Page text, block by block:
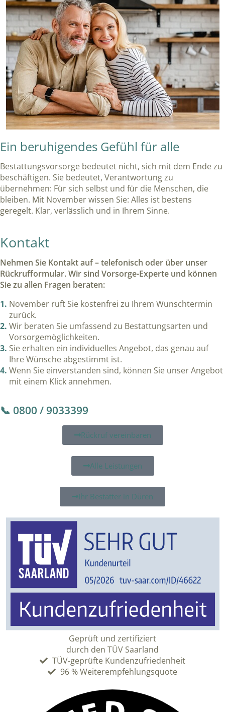
Ein beruhigendes Gefühl für alle
Bestattungsvorsorge bedeutet nicht, sich mit dem Ende zu
beschäftigen. Sie bedeutet, Verantwortung zu
übernehmen: Für sich selbst und für die Menschen, die
bleiben. Mit November wissen Sie: Alles ist bestens
geregelt. Klar, verlässlich und in Ihrem Sinne.
Kontakt
Nehmen Sie Kontakt auf – telefonisch oder über unser
Rückrufformular. Wir sind Vorsorge-Experte und können
Sie zu allen Fragen beraten:
November ruft Sie kostenfrei zu Ihrem Wunschtermin
zurück.
Wir beraten Sie umfassend zu Bestattungsarten und
Vorsorgemöglichkeiten.
Sie erhalten ein individuelles Angebot, das genau auf
Ihre Wünsche abgestimmt ist.
Wenn Sie einverstanden sind, können Sie unser Angebot
mit einem Klick annehmen.
📞 0800 / 9033399
Rückruf vereinbaren
Alle Leistungen
Ihr Bestatter in Düren
Geprüft und zertifiziert
durch den TÜV Saarland
TÜV-geprüfte Kundenzufriedenheit
96 % Weiterempfehlungsquote